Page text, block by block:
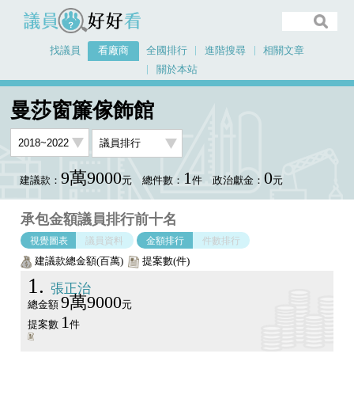
議員好好看
找議員 看廠商 全國排行 進階搜尋
相關文章
關於本站
看廠商
曼莎窗簾傢飾館
建議款： 9萬9000元 總件數： 1件 政治獻金： 0元
承包金額議員排行前十名
視覺圖表 議員資料 金額排行 件數排行
建議款總金額(百萬) 提案數(件)
1 張正治
總金額 9萬9000元
提案數 1件